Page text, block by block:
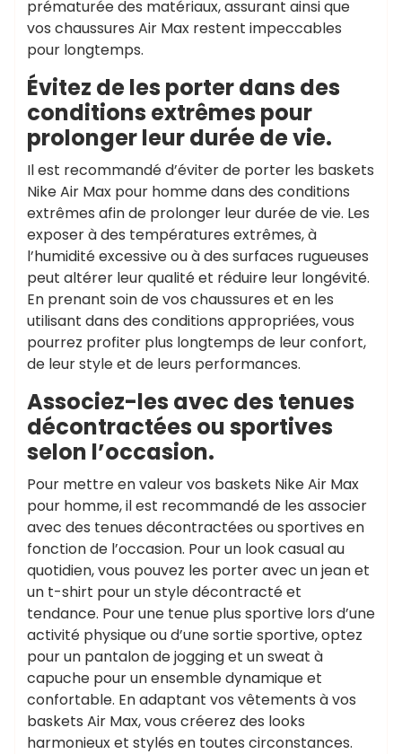
prématurée des matériaux, assurant ainsi que
vos chaussures Air Max restent impeccables
pour longtemps.
Évitez de les porter dans des
conditions extrêmes pour
prolonger leur durée de vie.
Il est recommandé d’éviter de porter les baskets
Nike Air Max pour homme dans des conditions
extrêmes afin de prolonger leur durée de vie. Les
exposer à des températures extrêmes, à
l’humidité excessive ou à des surfaces rugueuses
peut altérer leur qualité et réduire leur longévité.
En prenant soin de vos chaussures et en les
utilisant dans des conditions appropriées, vous
pourrez profiter plus longtemps de leur confort,
de leur style et de leurs performances.
Associez-les avec des tenues
décontractées ou sportives
selon l’occasion.
Pour mettre en valeur vos baskets Nike Air Max
pour homme, il est recommandé de les associer
avec des tenues décontractées ou sportives en
fonction de l’occasion. Pour un look casual au
quotidien, vous pouvez les porter avec un jean et
un t-shirt pour un style décontracté et
tendance. Pour une tenue plus sportive lors d’une
activité physique ou d’une sortie sportive, optez
pour un pantalon de jogging et un sweat à
capuche pour un ensemble dynamique et
confortable. En adaptant vos vêtements à vos
baskets Air Max, vous créerez des looks
harmonieux et stylés en toutes circonstances.